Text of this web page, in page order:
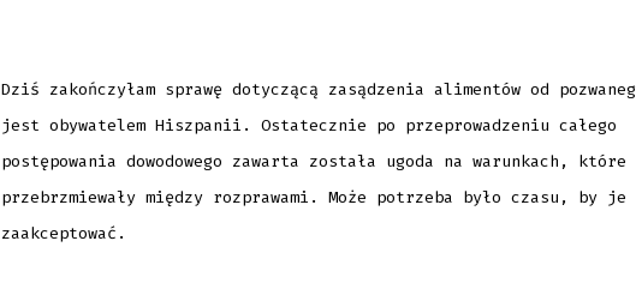
Dziś zakończyłam sprawę dotyczącą zasądzenia alimentów od
jest obywatelem Hiszpanii. Ostatecznie po przeprowadzeniu całego
postępowania dowodowego zawarta została ugoda na warunkach,
przebrzmiewały między rozprawami. Może potrzeba było czasu, by je
zaakceptować.